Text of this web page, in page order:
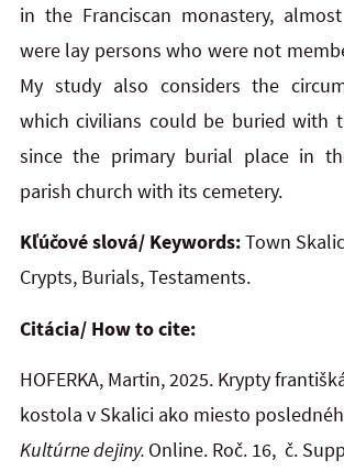
in the Franciscan monastery,
were lay persons who were not
My study also considers the
which civilians could be buried with
since the primary burial place in
parish church with its cemetery.
Kľúčové slová/ Keywords:Town
Crypts, Burials, Testaments.
Citácia/ How to cite:
HOFERKA, Martin, 2025. Krypty
kostola v Skalici ako miesto
Kultúrne dejiny. Online. Roč. 16, č.